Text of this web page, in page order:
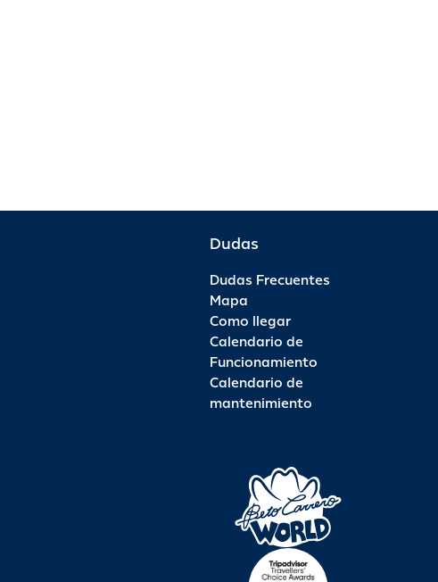
Dudas
Dudas Frecuentes
Mapa
Como llegar
Calendario de
Funcionamiento
Calendario de
mantenimiento